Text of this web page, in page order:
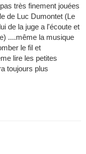
très finement jouées
de Luc Dumontet (Le
de la juge a l'écoute et
....même la musique
le fil et
lire les petites
toujours plus